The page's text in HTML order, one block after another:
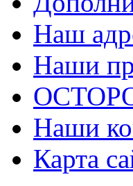
Наш
Наши
Наши
Карта